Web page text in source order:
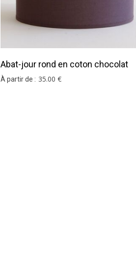
Abat-jour rond en coton chocolat
À partir de : 35.00 €